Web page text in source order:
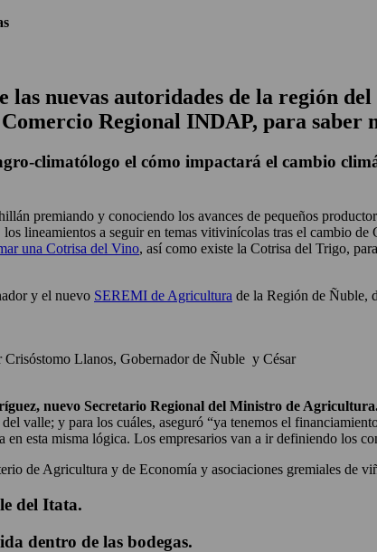
las nuevas autoridades de la región
Regional INDAP, para saber
climatólogo el cómo impactará el cambio
premiando y conociendo los avances de pequeños
lineamientos a seguir en temas vitivinícolas tras el cambio
una Cotrisa del Vino, así como existe la Cotrisa del Trigo,
y el nuevo SEREMI de Agricultura de la Región de Ñuble,
Llanos, Gobernador de Ñuble y César
nuevo Secretario Regional del Ministro de
valle; y para los cuáles, aseguró “ya tenemos el
esta misma lógica. Los empresarios van a ir definiendo los
de Agricultura y de Economía y asociaciones gremiales de
del Itata.
dentro de las bodegas.